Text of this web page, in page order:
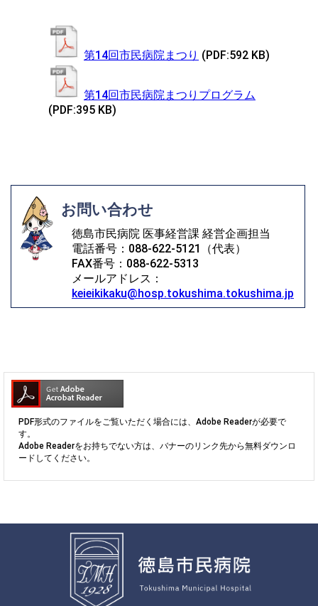
第14回市民病院まつり (PDF:592 KB)
第14回市民病院まつりプログラム
(PDF:395 KB)
お問い合わせ
徳島市民病院 医事経営課 経営企画担当
電話番号：088-622-5121（代表）
FAX番号：088-622-5313
メールアドレス：
keieikikaku@hosp.tokushima.tokushima.jp
PDF形式のファイルをご覧いただく場合には、Adobe Readerが必要で
す。
Adobe Readerをお持ちでない方は、バナーのリンク先から無料ダウンロ
ードしてください。